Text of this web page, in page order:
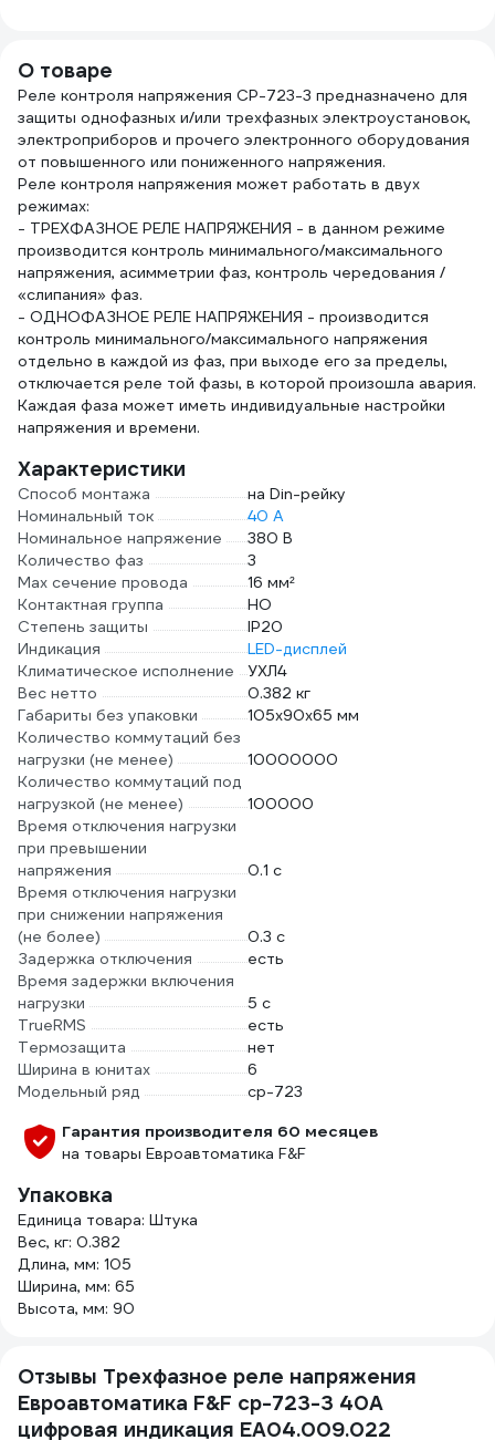
О товаре
Реле контроля напряжения CP-723-3 предназначено для
защиты однофазных и/или трехфазных электроустановок,
электроприборов и прочего электронного оборудования
от повышенного или пониженного напряжения.
Реле контроля напряжения может работать в двух
режимах:
- ТРЕХФАЗНОЕ РЕЛЕ НАПРЯЖЕНИЯ - в данном режиме
производится контроль минимального/максимального
напряжения, асимметрии фаз, контроль чередования /
«слипания» фаз.
- ОДНОФАЗНОЕ РЕЛЕ НАПРЯЖЕНИЯ - производится
контроль минимального/максимального напряжения
отдельно в каждой из фаз, при выходе его за пределы,
отключается реле той фазы, в которой произошла авария.
Каждая фаза может иметь индивидуальные настройки
напряжения и времени.
Характеристики
Способ монтажа
на Din-рейку
Номинальный ток
40 А
Номинальное напряжение
380 В
Количество фаз
3
Max сечение провода
16 мм²
Контактная группа
НО
Степень защиты
IP20
Индикация
LED-дисплей
Климатическое исполнение
УХЛ4
Вес нетто
0.382 кг
Габариты без упаковки
105х90х65 мм
Количество коммутаций без
нагрузки (не менее)
10000000
Количество коммутаций под
нагрузкой (не менее)
100000
Время отключения нагрузки
при превышении
напряжения
0.1 с
Время отключения нагрузки
при снижении напряжения
(не более)
0.3 с
Задержка отключения
есть
Время задержки включения
нагрузки
5 с
TrueRMS
есть
Термозащита
нет
Ширина в юнитах
6
Модельный ряд
cp-723
Гарантия производителя 60 месяцев
на товары Евроавтоматика F&F
Упаковка
Единица товара: Штука
Вес, кг: 0.382
Длина, мм: 105
Ширина, мм: 65
Высота, мм: 90
Отзывы Трехфазное реле напряжения
Евроавтоматика F&F cp-723-3 40А
цифровая индикация EA04.009.022